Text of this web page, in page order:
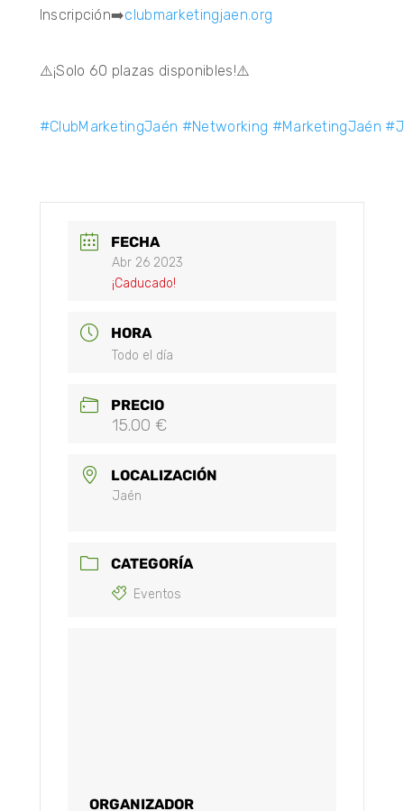
Inscripción➡️clubmarketingjaen.org
⚠️¡Solo 60 plazas disponibles!⚠️
#ClubMarketingJaén #Networking #MarketingJaén
FECHA
Abr 26 2023
¡Caducado!
HORA
Todo el día
PRECIO
15.00 €
LOCALIZACIÓN
Jaén
CATEGORÍA
Eventos
ORGANIZADOR